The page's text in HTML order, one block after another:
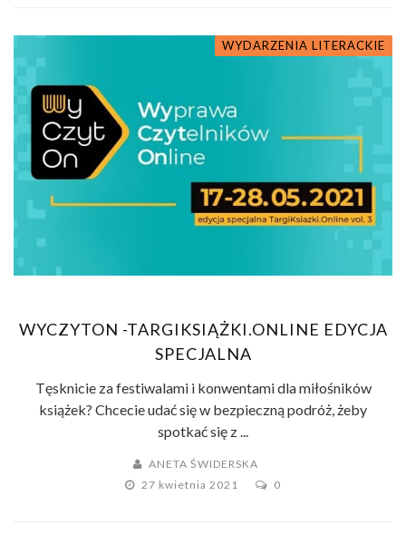
WYDARZENIA LITERACKIE
WYCZYTON -TARGIKSIĄŻKI.ONLINE EDYCJA
SPECJALNA
Tęsknicie za festiwalami i konwentami dla miłośników
książek? Chcecie udać się w bezpieczną podróż, żeby
spotkać się z ...
ANETA ŚWIDERSKA
27 kwietnia 2021
0